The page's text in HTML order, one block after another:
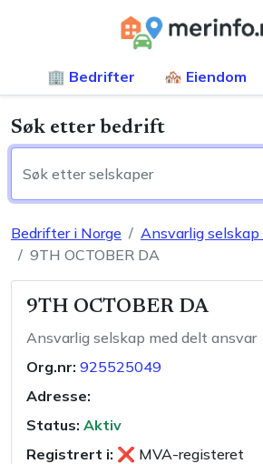
🏢 Bedrifter 🏘️ Eiendom
Søk etter bedrift
Bedrifter i Norge
Ansvarlig
9TH OCTOBER DA
9TH OCTOBER DA
Ansvarlig selskap med delt ansvar
Org.nr: 925525049
Adresse:
Status: Aktiv
Registrert i: ❌ MVA-registeret